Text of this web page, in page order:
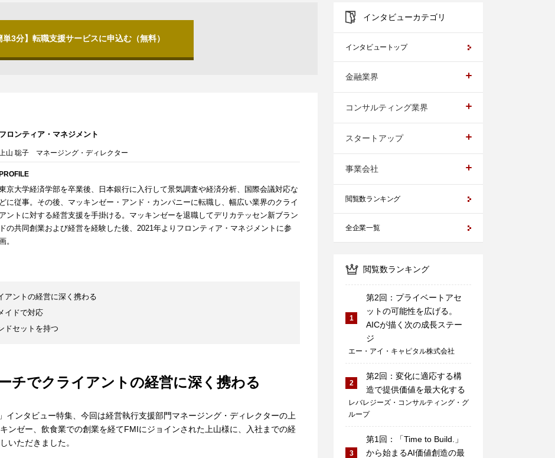
単3分】転職支援サービスに申込む（無料）
フロンティア・マネジメント
山 聡子 マネージング・ディレクター
PROFILE
京大学経済学部を卒業後、日本銀行に入行して景気調査や経済分析、国際会議対応な
どに従事。その後、マッキンゼー・アンド・カンパニーに転職し、幅広い業界のクライ
アントに対する経営支援を手掛ける。マッキンゼーを退職してデリカテッセン新ブラン
ドの共同創業および経営を経験した後、2021年よりフロンティア・マネジメントに参
。
アントの経営に深く携わる
イドで対応
ドセットを持つ
チでクライアントの経営に深く携わる
インタビュー特集、今回は経営執行支援部門マネージング・ディレクターの上
ンゼー、飲食業での創業を経てFMIにジョインされた上山様に、入社までの経
いただきました。
インタビューカテゴリ
インタビュートップ
金融業界
コンサルティング業界
スタートアップ
事業会社
閲覧数ランキング
全企業一覧
閲覧数ランキング
1
第2回：プライベートアセ
ットの可能性を広げる。
AICが描く次の成長ステー
ジ
エー・アイ・キャピタル株式会社
2
第2回：変化に適応する構
造で提供価値を最大化する
レバレジーズ・コンサルティング・グ
ループ
3
第1回：「Time to Build.」
から始まるAI価値創造の最